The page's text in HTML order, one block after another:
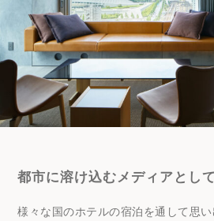
都市に溶け込むメディアとし
様々な国のホテルの宿泊を通して思